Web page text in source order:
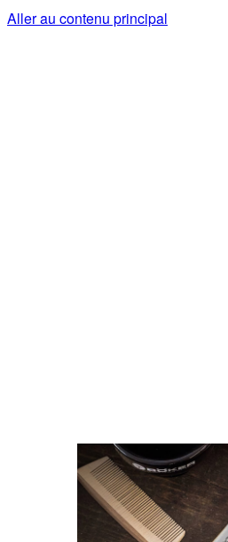
Aller au contenu principal